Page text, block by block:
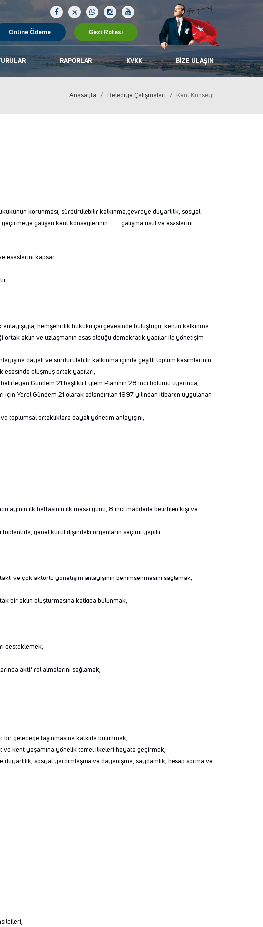
Online Ödeme Gezi Rotası
RAPORLAR KVKK BIZE ULAŞIN
Anasayfa Belediye Çalışmaları Kent Konseyi
korunması, sürdürülebilir kalkınma,çevreye duyarlılık, sosyal
geçirmeye çalışan kent konseylerinin çalışma usul ve esaslarını
esaslarını kapsar.
hemşehrilik hukuku çerçevesinde buluştuğu; kentin kalkınma
ortak aklın ve uzlaşmanın esas olduğu demokratik yapılar ile yönetişim
dayalı ve sürdürülebilir kalkınma içinde çeşitli toplum kesimlerinin
oluşmuş ortak yapıları,
Gündem 21 başlıklı Eylem Planının 28 inci bölümü uyarınca,
Yerel Gündem 21 olarak adlandırılan 1997 yılından itibaren uygulanan
toplumsal ortaklıklara dayalı yönetim anlayışını,
ayının ilk haftasının ilk mesai günü, 8 inci maddede belirtilen kişi ve
genel kurul dışındaki organların seçimi yapılır.
ve çok aktörlü yönetişim anlayışının benimsenmesini sağlamak,
bir aklın oluşturmasına katkıda bulunmak,
desteklemek,
aktif rol almalarını sağlamak,
geleceğe taşınmasına katkıda bulunmak,
ve kent yaşamına yönelik temel ilkeleri hayata geçirmek,
sosyal yardımlaşma ve dayanışma, saydamlık, hesap sorma ve